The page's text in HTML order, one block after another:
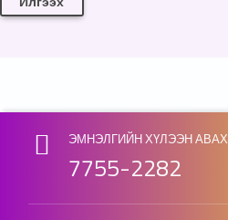
Skip back to main navigation
ЭМНЭЛГИЙН ХҮЛЭЭН АВАХ
7755-2282